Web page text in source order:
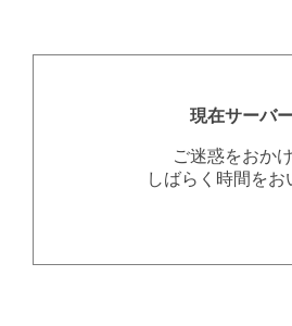
現在サーバ
ご迷惑をおか
しばらく時間を